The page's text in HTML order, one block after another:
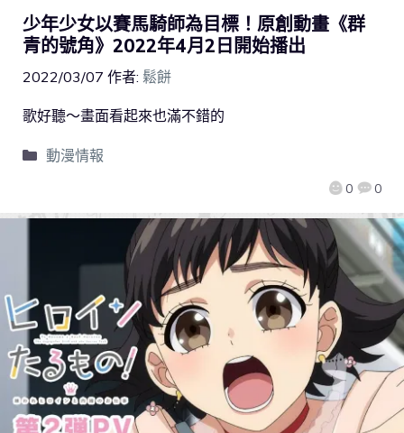
少年少女以賽馬騎師為目標！原創動畫《群
青的號角》2022年4月2日開始播出
2022/03/07 作者: 鬆餅
0 0
歌好聽～畫面看起來也滿不錯的
動漫情報